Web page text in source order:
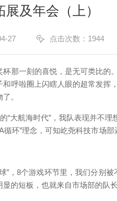
及年会（上）
27 点击次数：1944
杯那一刻的喜悦，是无可类比的
和呼啦圈上闪瞎人眼的超常发
。
“大航海时代”，我队表现并不
循环”理念，可知屹尧科技市场
”，8个游戏环节里，我们分别
的短板，也就来自市场部的队